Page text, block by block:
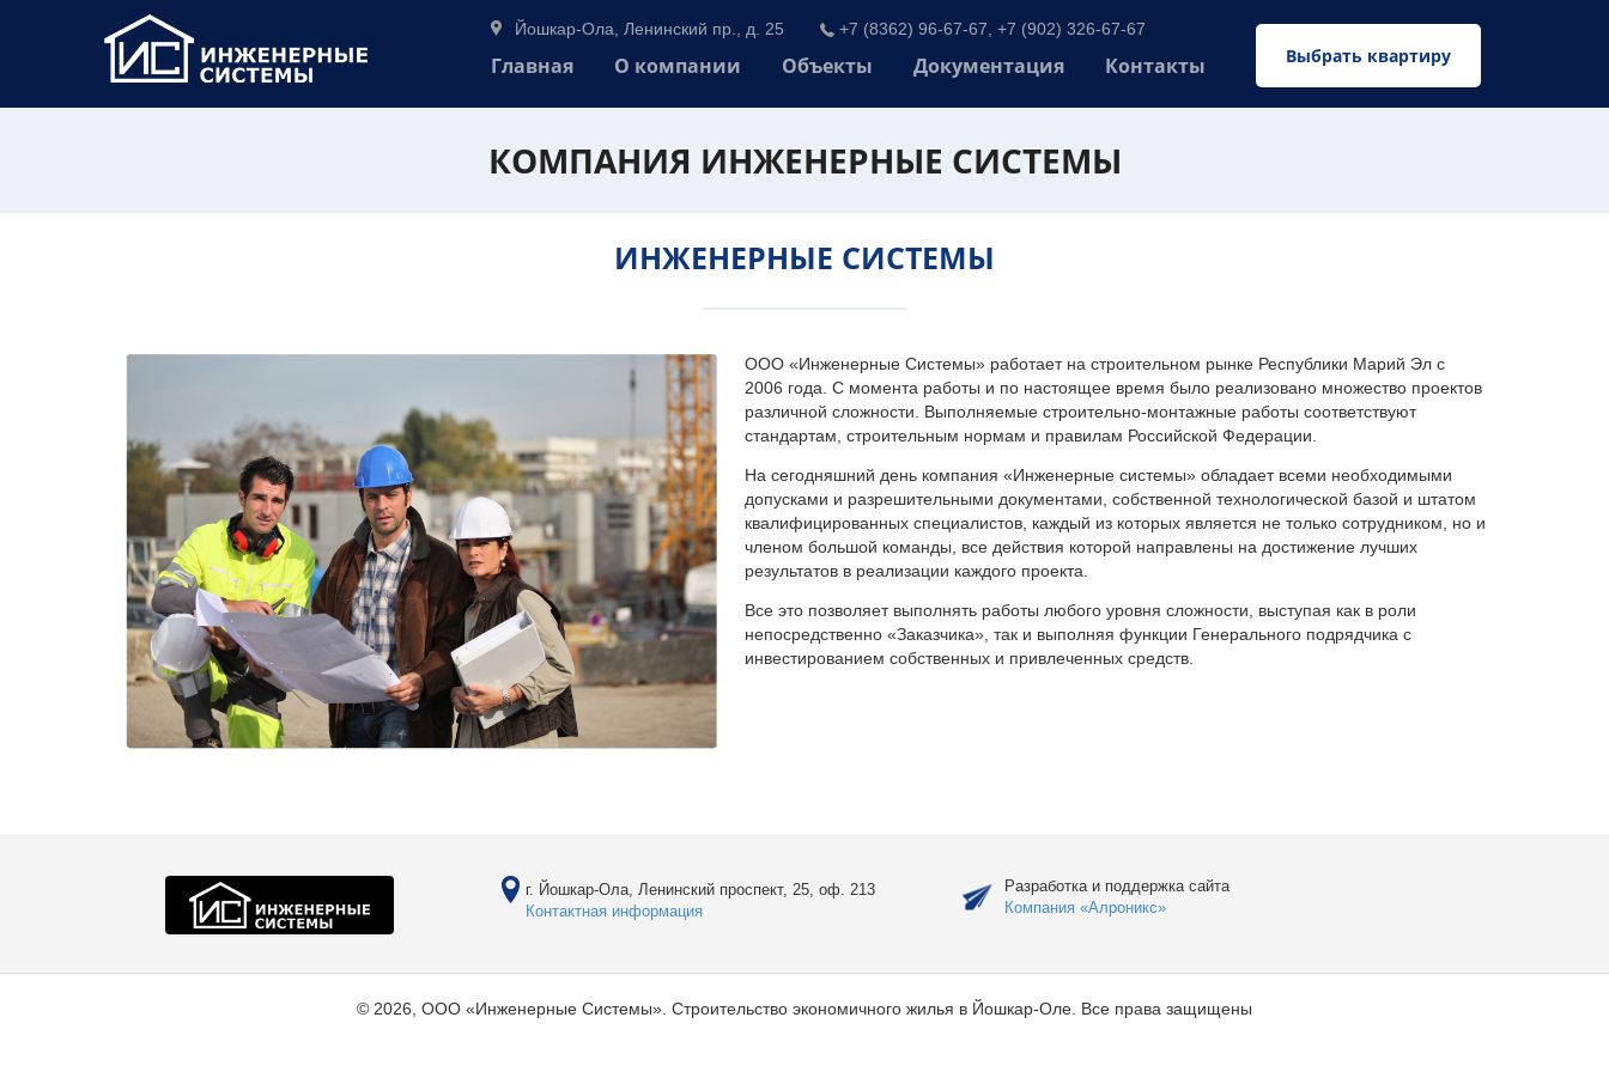
Выбрать квартиру
Йошкар-Ола, Ленинский пр., д. 25 +7 (8362) 96-67-67, +7 (902) 326-67-67
Главная О компании Объекты Документация Контакты
КОМПАНИЯ ИНЖЕНЕРНЫЕ СИСТЕМЫ
ИНЖЕНЕРНЫЕ СИСТЕМЫ
ООО «Инженерные Системы» работает на строительном рынке Республики Марий Эл с
2006 года. С момента работы и по настоящее время было реализовано множество проектов
различной сложности. Выполняемые строительно-монтажные работы соответствуют
стандартам, строительным нормам и правилам Российской Федерации.
На сегодняшний день компания «Инженерные системы» обладает всеми необходимыми
допусками и разрешительными документами, собственной технологической базой и штатом
квалифицированных специалистов, каждый из которых является не только сотрудником, но и
членом большой команды, все действия которой направлены на достижение лучших
результатов в реализации каждого проекта.
Все это позволяет выполнять работы любого уровня сложности, выступая как в роли
непосредственно «Заказчика», так и выполняя функции Генерального подрядчика с
инвестированием собственных и привлеченных средств.
г. Йошкар-Ола, Ленинский проспект, 25, оф. 213
Контактная информация
Разработка и поддержка сайта
Компания «Алроникс»
© 2026, ООО «Инженерные Системы». Строительство экономичного жилья в Йошкар-Оле. Все права защищены